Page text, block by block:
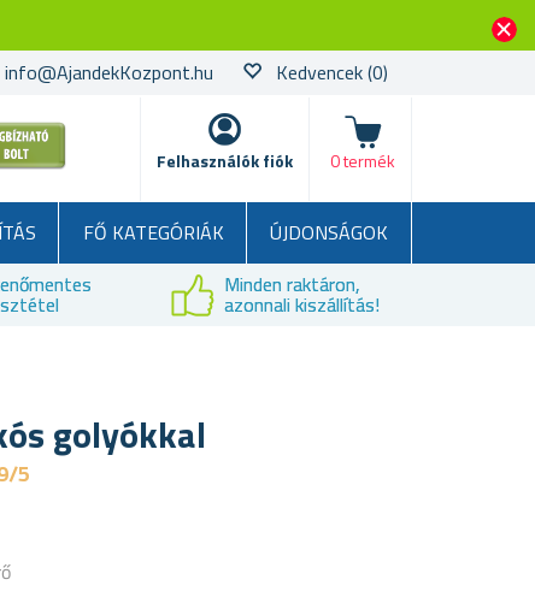
info@AjandekKozpont.hu Kedvencek(0)
Felhasználók fiók
kosár
0 termék
FŐ KATEGÓRIÁK
ÚJDONSÁGOK
Minden raktáron,
azonnali kiszállítás!
golyókkal
5